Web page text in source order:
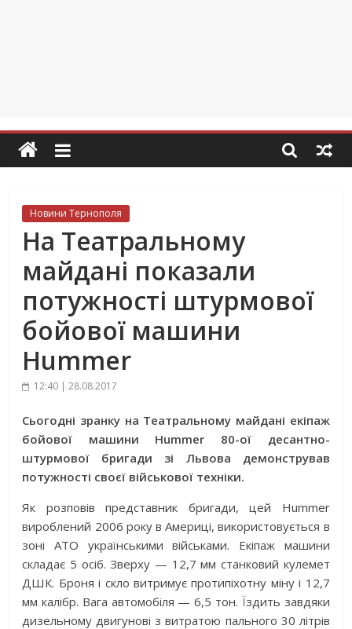
Новини Тернополя
На Театральному
майдані показали
потужності штурмової
бойової машини
Hummer
12:40 | 28.08.2017
Сьогодні зранку на Театральному майдані екіпаж
бойової машини Hummer 80-ої десантно-
штурмової бригади зі Львова демонстрував
потужності своєї військової техніки.
Як розповів представник бригади, цей Hummer
вироблений 2006 року в Америці, використовується в
зоні АТО українськими військами. Екіпаж машини
складає 5 осіб. Зверху — 12,7 мм станковий кулемет
ДШК. Броня і скло витримує протипіхотну міну і 12,7
мм калібр. Вага автомобіля — 6,5 тон. Їздить завдяки
дизельному двигунові з витратою пального 30 літрів